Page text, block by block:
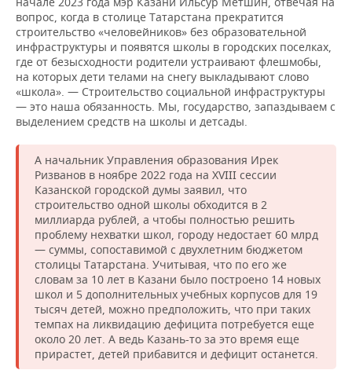
вопрос, когда в столице Татарстана прекратится
строительство «человейников» без образовательной
инфраструктуры и появятся школы в городских поселках,
где от безысходности родители устраивают флешмобы,
на которых дети телами на снегу выкладывают слово
«школа». — Строительство социальной инфраструктуры
— это наша обязанность. Мы, государство, запаздываем с
выделением средств на школы и детсады.
А начальник Управления образования Ирек
Ризванов в ноябре 2022 года на XVIII сессии
Казанской городской думы заявил, что
строительство одной школы обходится в 2
миллиарда рублей, а чтобы полностью решить
проблему нехватки школ, городу недостает 60 млрд
— суммы, сопоставимой с двухлетним бюджетом
столицы Татарстана. Учитывая, что по его же
словам за 10 лет в Казани было построено 14 новых
школ и 5 дополнительных учебных корпусов для 19
тысяч детей, можно предположить, что при таких
темпах на ликвидацию дефицита потребуется еще
около 20 лет. А ведь Казань-то за это время еще
прирастет, детей прибавится и дефицит останется.